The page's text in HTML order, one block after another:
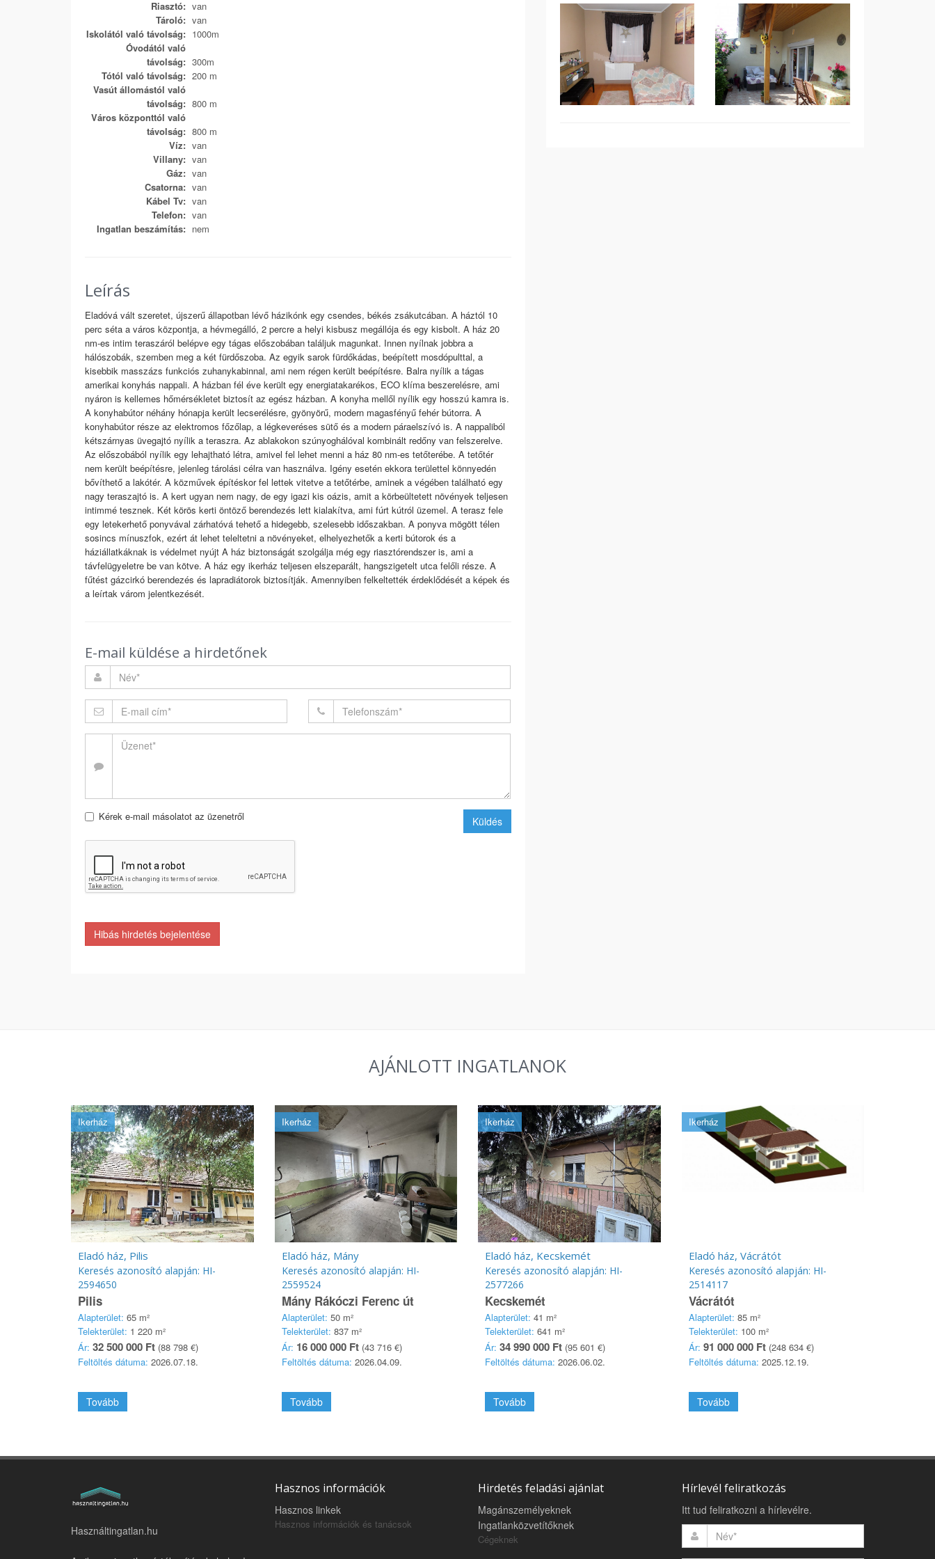
Riasztó: van
Tároló: van
Iskolától való távolság: 1000m
Óvodától való
távolság: 300m
Tótól való távolság: 200 m
Vasút állomástól való
távolság: 800 m
Város központtól való
távolság: 800 m
Víz: van
Villany: van
Gáz: van
Csatorna: van
Kábel Tv: van
Telefon: van
Ingatlan beszámítás: nem
Leírás
Eladóvá vált szeretet, újszerű állapotban lévő házikónk egy csendes, békés zsákutcában. A háztól 10
perc séta a város központja, a hévmegálló, 2 percre a helyi kisbusz megállója és egy kisbolt. A ház 20
nm-es intim teraszáról belépve egy tágas előszobában találjuk magunkat. Innen nyílnak jobbra a
hálószobák, szemben meg a két fürdőszoba. Az egyik sarok fürdőkádas, beépített mosdópulttal, a
kisebbik masszázs funkciós zuhanykabinnal, ami nem régen került beépítésre. Balra nyílik a tágas
amerikai konyhás nappali. A házban fél éve került egy energiatakarékos, ECO klíma beszerelésre, ami
nyáron is kellemes hőmérsékletet biztosít az egész házban. A konyha mellől nyílik egy hosszú kamra is.
A konyhabútor néhány hónapja került lecserélésre, gyönyörű, modern magasfényű fehér bútorra. A
konyhabútor része az elektromos főzőlap, a légkeveréses sütő és a modern páraelszívó is. A nappaliból
kétszárnyas üvegajtó nyílik a teraszra. Az ablakokon szúnyoghálóval kombinált redőny van felszerelve.
Az előszobából nyílik egy lehajtható létra, amivel fel lehet menni a ház 80 nm-es tetőterébe. A tetőtér
nem került beépítésre, jelenleg tárolási célra van használva. Igény esetén ekkora területtel könnyedén
bővíthető a lakótér. A közművek építéskor fel lettek vitetve a tetőtérbe, aminek a végében található egy
nagy teraszajtó is. A kert ugyan nem nagy, de egy igazi kis oázis, amit a körbeültetett növények teljesen
intimmé tesznek. Két körös kerti öntöző berendezés lett kialakítva, ami fúrt kútról üzemel. A terasz fele
egy letekerhető ponyvával zárhatóvá tehető a hidegebb, szelesebb időszakban. A ponyva mögött télen
sosincs mínuszfok, ezért át lehet teleltetni a növényeket, elhelyezhetők a kerti bútorok és a
háziállatkáknak is védelmet nyújt A ház biztonságát szolgálja még egy riasztórendszer is, ami a
távfelügyeletre be van kötve. A ház egy ikerház teljesen elszeparált, hangszigetelt utca felőli része. A
fűtést gázcirkó berendezés és lapradiátorok biztosítják. Amennyiben felkeltették érdeklődését a képek és
a leírtak várom jelentkezését.
E-mail küldése a hirdetőnek
Kérek e-mail másolatot az üzenetről Küldés
Hibás hirdetés bejelentése
AJÁNLOTT INGATLANOK
Ikerház
Eladó ház, Pilis
Keresés azonosító alapján: HI-
2594650
Pilis
Alapterület: 65 m²
Telekterület: 1 220 m²
Ár: 32 500 000 Ft (88 798 €)
Feltöltés dátuma: 2026.07.18.
Tovább
Ikerház
Eladó ház, Mány
Keresés azonosító alapján: HI-
2559524
Mány Rákóczi Ferenc út
Alapterület: 50 m²
Telekterület: 837 m²
Ár: 16 000 000 Ft(43 716 €)
Feltöltés dátuma: 2026.04.09.
Tovább
Ikerház
Eladó ház, Kecskemét
Keresés azonosító alapján: HI-
2577266
Kecskemét
Alapterület: 41 m²
Telekterület: 641 m²
Ár: 34 990 000 Ft (95 601 €)
Feltöltés dátuma: 2026.06.02.
Tovább
Ikerház
Eladó ház, Vácrátót
Keresés azonosító alapján: HI-
2514117
Vácrátót
Alapterület: 85 m²
Telekterület: 100 m²
Ár: 91 000 000 Ft(248 634 €)
Feltöltés dátuma: 2025.12.19.
Tovább
Használtingatlan.hu
Hasznos információk
Hasznos linkek
Hasznos információk és tanácsok
Hirdetés feladási ajánlat
Magánszemélyeknek
Ingatlanközvetítőknek
Cégeknek
Hírlevél feliratkozás
Itt tud feliratkozni a hírlevélre.